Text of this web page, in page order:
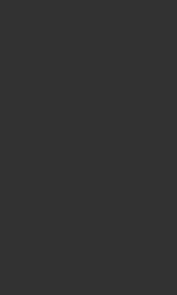
ドレス